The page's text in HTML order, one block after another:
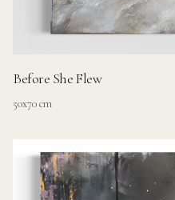
Before She Flew
50x70 cm